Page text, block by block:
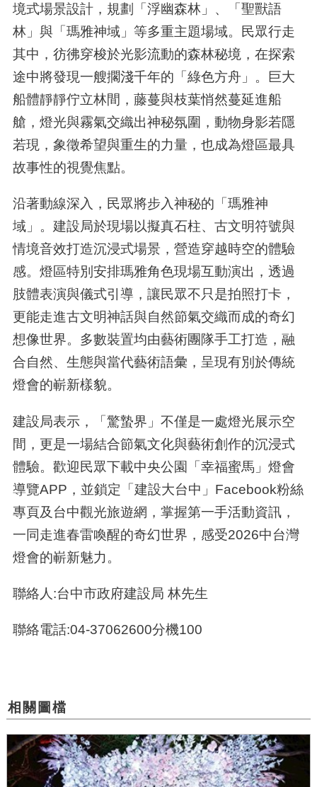
境式場景設計，規劃「浮幽森林」、「聖獸語
林」與「瑪雅神域」等多重主題場域。民眾行走
其中，彷彿穿梭於光影流動的森林秘境，在探索
途中將發現一艘擱淺千年的「綠色方舟」。巨大
船體靜靜佇立林間，藤蔓與枝葉悄然蔓延進船
艙，燈光與霧氣交織出神秘氛圍，動物身影若隱
若現，象徵希望與重生的力量，也成為燈區最具
故事性的視覺焦點。
沿著動線深入，民眾將步入神秘的「瑪雅神
域」。建設局於現場以擬真石柱、古文明符號與
情境音效打造沉浸式場景，營造穿越時空的體驗
感。燈區特別安排瑪雅角色現場互動演出，透過
肢體表演與儀式引導，讓民眾不只是拍照打卡，
更能走進古文明神話與自然節氣交織而成的奇幻
想像世界。多數裝置均由藝術團隊手工打造，融
合自然、生態與當代藝術語彙，呈現有別於傳統
燈會的嶄新樣貌。
建設局表示，「驚蟄界」不僅是一處燈光展示空
間，更是一場結合節氣文化與藝術創作的沉浸式
體驗。歡迎民眾下載中央公園「幸福蜜馬」燈會
導覽APP，並鎖定「建設大台中」Facebook粉絲
專頁及台中觀光旅遊網，掌握第一手活動資訊，
一同走進春雷喚醒的奇幻世界，感受2026中台灣
燈會的嶄新魅力。
聯絡人:台中市政府建設局 林先生
聯絡電話:04-37062600分機100
相關圖檔